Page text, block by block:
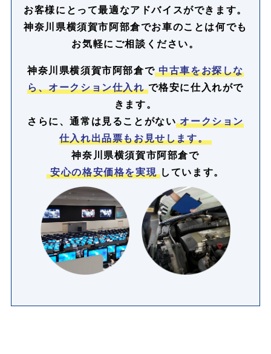
お客様にとって最適なアドバイスができます。
神奈川県横須賀市阿部倉でお車のことは何でも
お気軽にご相談ください。
神奈川県横須賀市阿部倉で 中古車をお探しな
ら、オークション仕入れ で格安に仕入れがで
きます。
さらに、通常は見ることがない オークション
仕入れ出品票もお見せします。
神奈川県横須賀市阿部倉で
安心の格安価格を実現 しています。